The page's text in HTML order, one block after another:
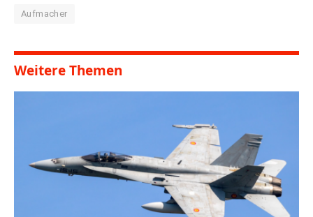
Aufmacher
Weitere Themen